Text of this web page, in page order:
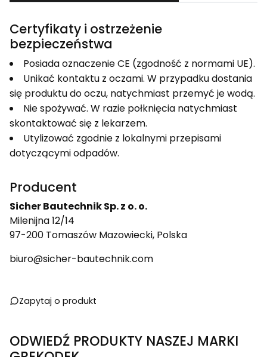
Certyfikaty i ostrzeżenie
bezpieczeństwa
Posiada oznaczenie CE (zgodność z normami UE).
Unikać kontaktu z oczami. W przypadku dostania
się produktu do oczu, natychmiast przemyć je wodą.
Nie spożywać. W razie połknięcia natychmiast
skontaktować się z lekarzem.
Utylizować zgodnie z lokalnymi przepisami
dotyczącymi odpadów.
Producent
Sicher Bautechnik Sp. z o. o.
Milenijna 12/14
97-200 Tomaszów Mazowiecki, Polska
biuro@sicher-bautechnik.com
Zapytaj o produkt
ODWIEDŹ PRODUKTY NASZEJ MARKI